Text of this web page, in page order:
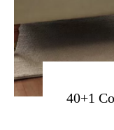
40+1